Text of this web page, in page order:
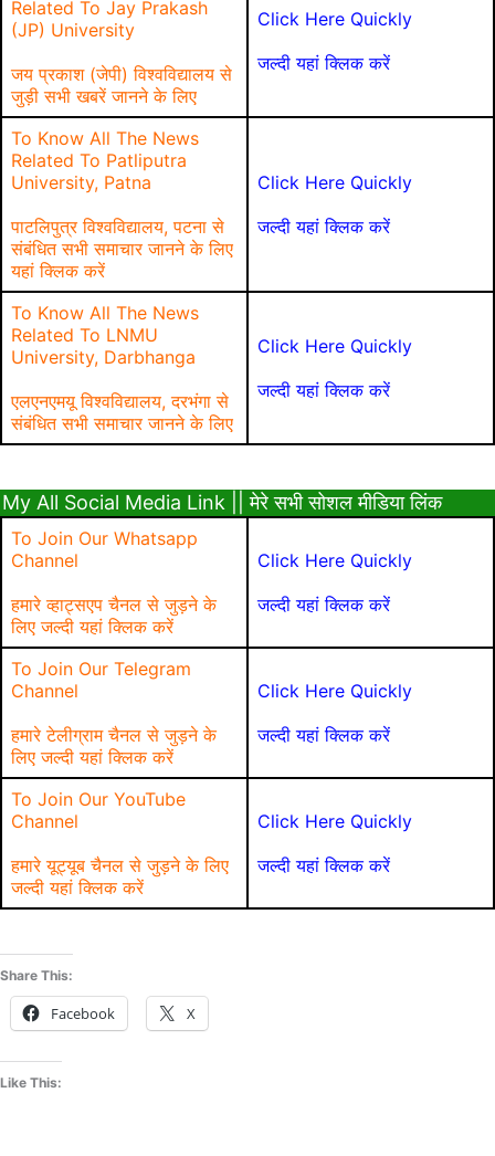
Related To Jay Prakash
(JP) University
जय प्रकाश (जेपी) विश्वविद्यालय से
जुड़ी सभी खबरें जानने के लिए
Click Here Quickly
जल्दी यहां क्लिक करें
To Know All The News
Related To Patliputra
University, Patna
पाटलिपुत्र विश्वविद्यालय, पटना से
संबंधित सभी समाचार जानने के लिए
यहां क्लिक करें
Click Here Quickly
जल्दी यहां क्लिक करें
To Know All The News
Related To LNMU
University, Darbhanga
एलएनएमयू विश्वविद्यालय, दरभंगा से
संबंधित सभी समाचार जानने के लिए
Click Here Quickly
जल्दी यहां क्लिक करें
My All Social Media Link || मेरे सभी सोशल मीडिया लिंक
To Join Our Whatsapp
Channel
हमारे व्हाट्सएप चैनल से जुड़ने के
लिए जल्दी यहां क्लिक करें
Click Here Quickly
जल्दी यहां क्लिक करें
To Join Our Telegram
Channel
हमारे टेलीग्राम चैनल से जुड़ने के
लिए जल्दी यहां क्लिक करें
Click Here Quickly
जल्दी यहां क्लिक करें
To Join Our YouTube
Channel
हमारे यूट्यूब चैनल से जुड़ने के लिए
जल्दी यहां क्लिक करें
Click Here Quickly
जल्दी यहां क्लिक करें
Share This:
Facebook X
Like This: